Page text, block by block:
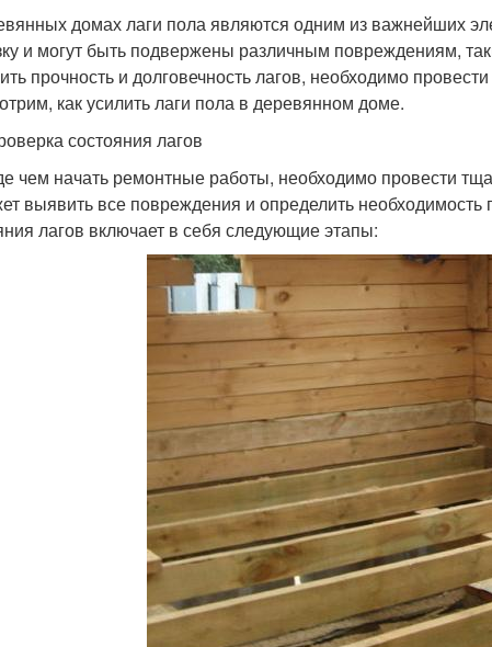
домах лаги пола являются одним из важнейших
и могут быть подвержены различным повреждениям,
прочность и долговечность лагов, необходимо
как усилить лаги пола в деревянном доме.
состояния лагов
чем начать ремонтные работы, необходимо провести
выявить все повреждения и определить
лагов включает в себя следующие этапы: